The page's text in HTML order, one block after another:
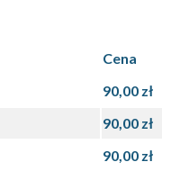
Cena
90,00 zł
90,00 zł
90,00 zł